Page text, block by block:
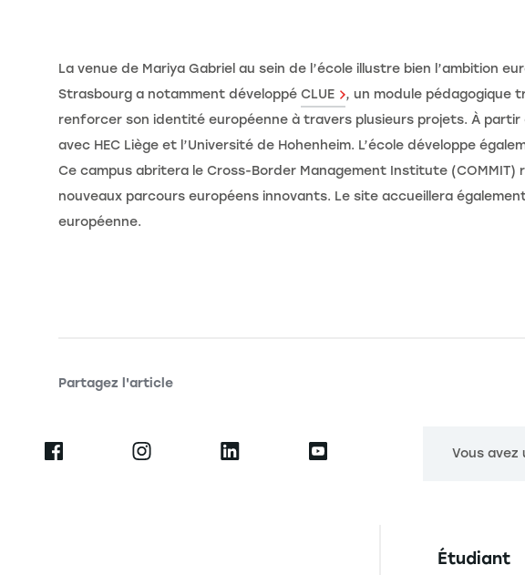
La venue de Mariya Gabriel au sein de l’école illustre bien l’ambition
Strasbourg a notamment développé CLUE
, un module pédagogique
renforcer son identité européenne à travers plusieurs projets. À
avec HEC Liège et l’Université de Hohenheim. L’école développe
Ce campus abritera le Cross-Border Management Institute
nouveaux parcours européens innovants. Le site accueillera
européenne.
Partagez l'article
Vous avez
Navigation
Étudiant